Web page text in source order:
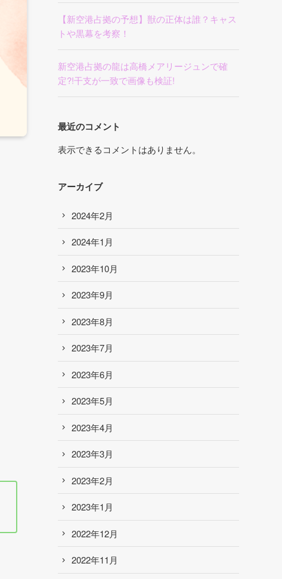
【新空港占拠の予想】獣の正体は誰？キャス
トや黒幕を考察！
新空港占拠の龍は高橋メアリージュンで確
定?!干支が一致で画像も検証!
最近のコメント
表示できるコメントはありません。
アーカイブ
2024年2月
2024年1月
2023年10月
2023年9月
2023年8月
2023年7月
2023年6月
2023年5月
2023年4月
2023年3月
2023年2月
2023年1月
2022年12月
2022年11月